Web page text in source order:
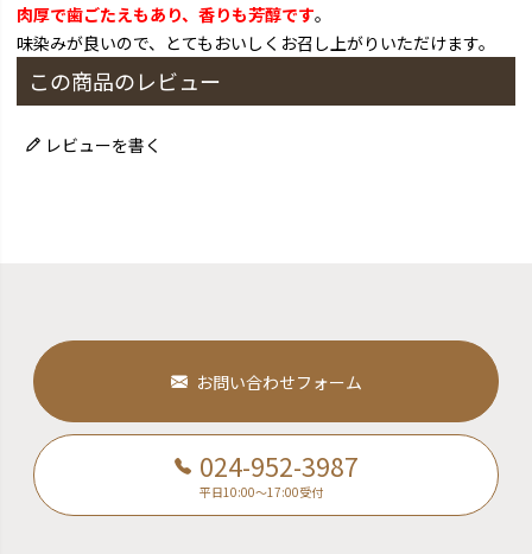
肉厚で歯ごたえもあり、香りも芳醇です。
味染みが良いので、とてもおいしくお召し上がりいただけます。
この商品のレビュー
レビューを書く
お問い合わせフォーム
024-952-3987
平日10:00～17:00受付